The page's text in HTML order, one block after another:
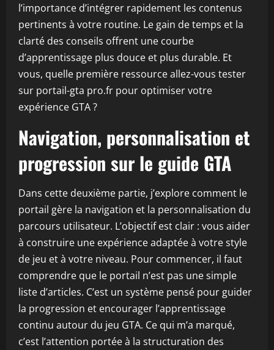
l’importance d’intégrer rapidement les contenus
pertinents à votre routine. Le gain de temps et la
clarté des conseils offrent une courbe
d’apprentissage plus douce et plus durable. Et
vous, quelle première ressource allez-vous tester
sur portail-gta pro.fr pour optimiser votre
expérience GTA ?
Navigation, personnalisation et
progression sur le guide GTA
Dans cette deuxième partie, j’explore comment le
portail gère la navigation et la personnalisation du
parcours utilisateur. L’objectif est clair : vous aider
à construire une expérience adaptée à votre style
de jeu et à votre niveau. Pour commencer, il faut
comprendre que le portail n’est pas une simple
liste d’articles. C’est un système pensé pour guider
la progression et encourager l’apprentissage
continu autour du jeu GTA. Ce qui m’a marqué,
c’est l’attention portée à la structuration des